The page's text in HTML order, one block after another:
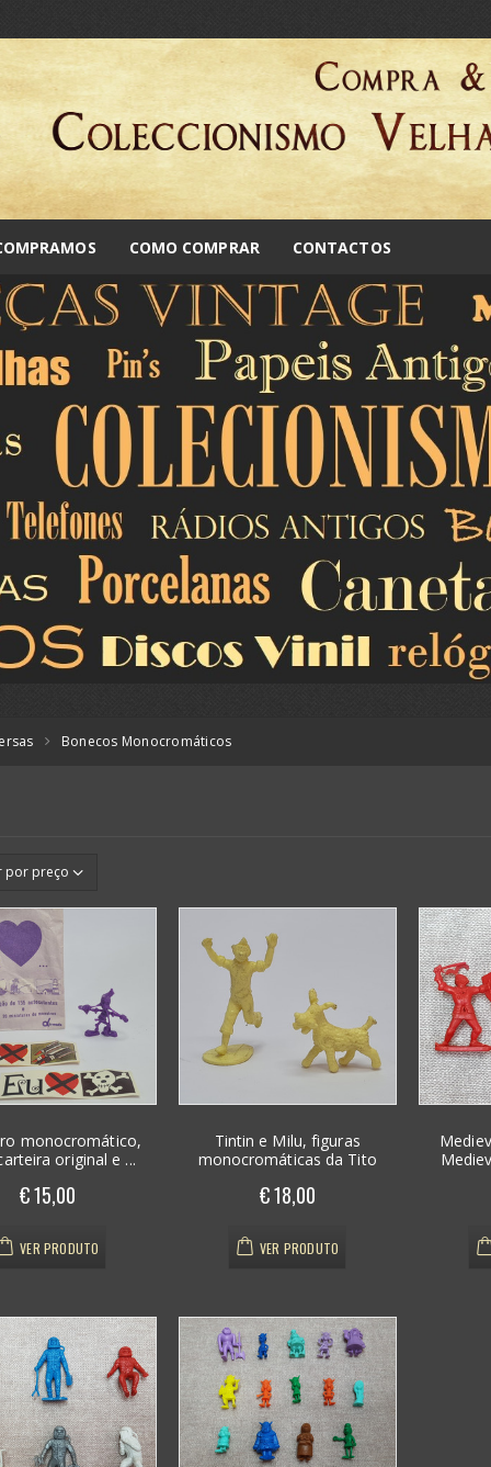
COMO COMPRAR CONTACTOS
Bonecos Monocromáticos
monocromático,
original e ...
€ 15,00
VER PRODUTO
Tintin e Milu, figuras
monocromáticas da Tito
€ 18,00
VER PRODUTO